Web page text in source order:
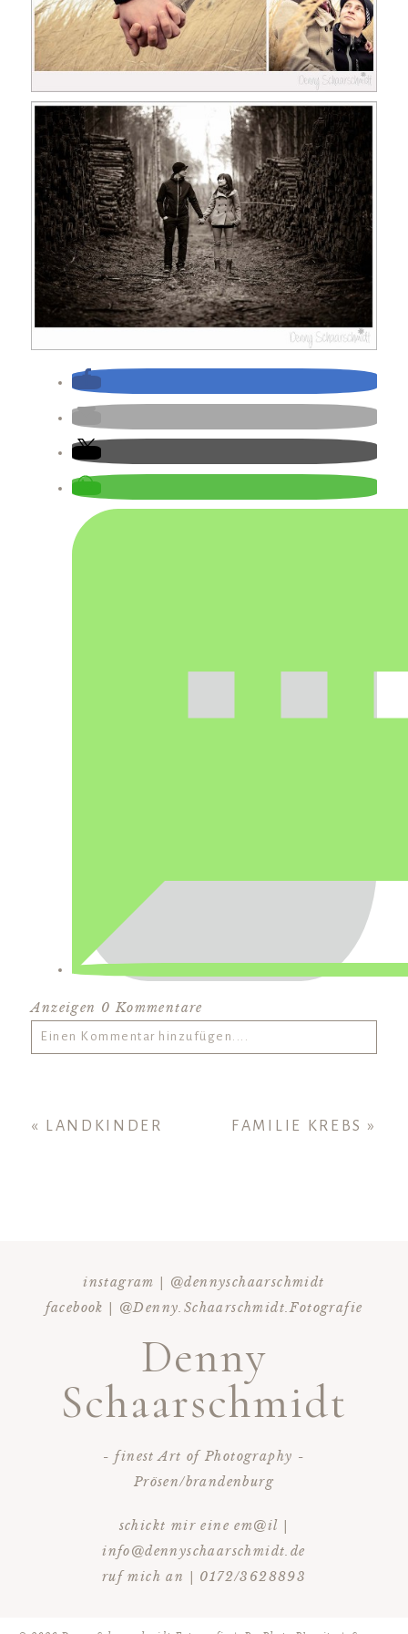
Anzeigen 0 Kommentare
Einen Kommentar hinzufügen....
KOMMENTAR HINZUFÜGEN
« LANDKINDER FAMILIE KREBS »
instagram | @dennyschaarschmidt
facebook | @Denny.Schaarschmidt.Fotografie
Denny
Schaarschmidt
- finest Art of Photography -
Prösen/brandenburg
schickt mir eine em@il |
info@dennyschaarschmidt.de
ruf mich an | 0172/3628893